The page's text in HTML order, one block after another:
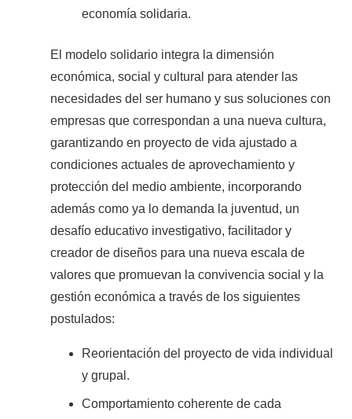
economía solidaria.
El modelo solidario integra la dimensión
económica, social y cultural para atender las
necesidades del ser humano y sus soluciones con
empresas que correspondan a una nueva cultura,
garantizando en proyecto de vida ajustado a
condiciones actuales de aprovechamiento y
protección del medio ambiente, incorporando
además como ya lo demanda la juventud, un
desafío educativo investigativo, facilitador y
creador de diseños para una nueva escala de
valores que promuevan la convivencia social y la
gestión económica a través de los siguientes
postulados:
Reorientación del proyecto de vida individual
y grupal.
Comportamiento coherente de cada